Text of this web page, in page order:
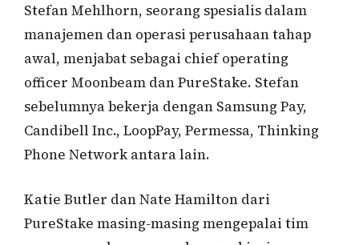
Stefan Mehlhorn, seorang spesialis dalam
manajemen dan operasi perusahaan tahap
awal, menjabat sebagai chief operating
officer Moonbeam dan PureStake. Stefan
sebelumnya bekerja dengan Samsung Pay,
Candibell Inc., LoopPay, Permessa, Thinking
Phone Network antara lain.
Katie Butler dan Nate Hamilton dari
PureStake masing-masing mengepalai tim